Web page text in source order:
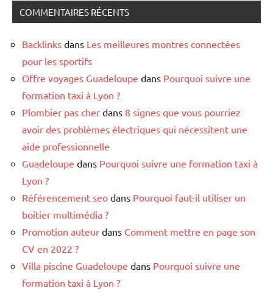
COMMENTAIRES RÉCENTS
Backlinks dans Les meilleures montres connectées
pour les sportifs
Offre voyages Guadeloupe dans Pourquoi suivre une
formation taxi à Lyon ?
Plombier pas cher dans 8 signes que vous pourriez
avoir des problèmes électriques qui nécessitent une
aide professionnelle
Guadeloupe dans Pourquoi suivre une formation taxi à
Lyon ?
Référencement seo dans Pourquoi faut-il utiliser un
boitier multimédia ?
Promotion auteur dans Comment mettre en page son
CV en 2022 ?
Villa piscine Guadeloupe dans Pourquoi suivre une
formation taxi à Lyon ?